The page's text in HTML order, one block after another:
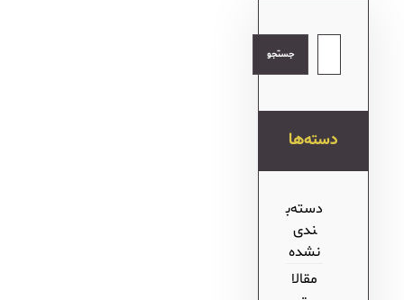
جستجو
دسته‌ها
دسته‌ب
ندی
نشده
مقالا